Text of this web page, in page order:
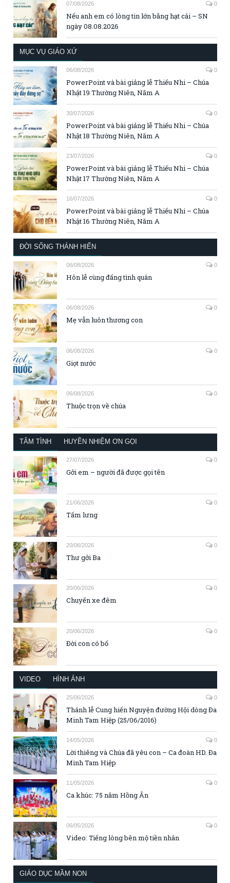
07/08/2026 0
Nếu anh em có lòng tin lớn bằng hạt cải – SN
ngày 08.08.2026
MỤC VỤ GIÁO XỨ
06/08/2026 0
PowerPoint và bài giảng lễ Thiếu Nhi – Chúa
Nhật 19 Thường Niên, Năm A
30/07/2026 0
PowerPoint và bài giảng lễ Thiếu Nhi – Chúa
Nhật 18 Thường Niên, Năm A
23/07/2026 0
PowerPoint và bài giảng lễ Thiếu Nhi – Chúa
Nhật 17 Thường Niên, Năm A
16/07/2026 0
PowerPoint và bài giảng lễ Thiếu Nhi – Chúa
Nhật 16 Thường Niên, Năm A
ĐỜI SỐNG THÁNH HIẾN
06/08/2026 0
Hôn lễ cùng đấng tình quân
06/08/2026 0
Mẹ vẫn luôn thương con
06/08/2026 0
Giọt nước
06/08/2026 0
Thuộc trọn về chúa
TÂM TÌNH HUYỀN NHIỆM ƠN GỌI
27/07/2026 0
Gởi em – người đã được gọi tên
21/06/2026 0
Tấm lưng
20/06/2026 0
Thư gởi Ba
20/06/2026 0
Chuyến xe đêm
20/06/2026 0
Đời con có bố
VIDEO HÌNH ẢNH
25/06/2026 0
Thánh lễ Cung hiến Nguyện đường Hội dòng Đa
Minh Tam Hiệp (25/06/2016)
14/05/2026 0
Lời thiêng và Chúa đã yêu con – Ca đoàn HD. Đa
Minh Tam Hiệp
11/05/2026 0
Ca khúc: 75 năm Hồng Ân
06/05/2026 0
Video: Tiếng lòng bên mộ tiền nhân
GIÁO DỤC MẦM NON